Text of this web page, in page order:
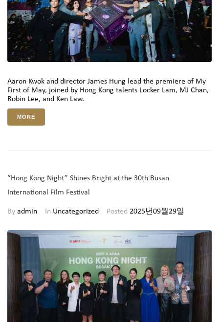
Aaron Kwok and director James Hung lead the premiere of My
First of May, joined by Hong Kong talents Locker Lam, MJ Chan,
Robin Lee, and Ken Law.
MORE
“Hong Kong Night” Shines Bright at the 30th Busan
International Film Festival
By admin In Uncategorized Posted 2025년09월29일